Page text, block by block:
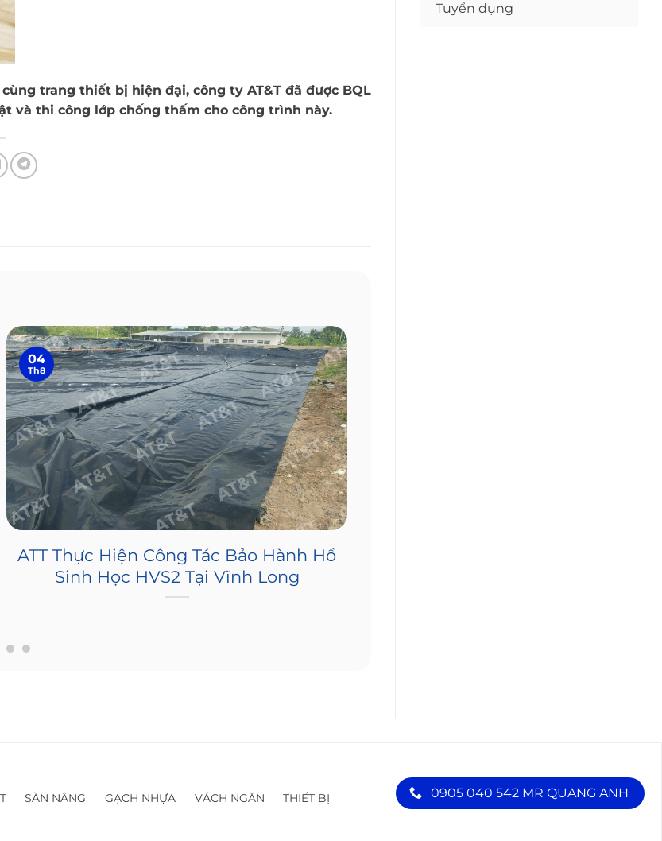
trang thiết bị hiện đại, công ty AT&T đã được BQL
và thi công lớp chống thấm cho công trình này.
ATT Thực Hiện Công Tác Bảo Hành Hồ
Sinh Học HVS2 Tại Vĩnh Long
04
Th8
Tuyển dụng
SÀN NÂNG GẠCH NHỰA VÁCH NGĂN THIẾT BỊ 0905 040 542 MR QUANG ANH